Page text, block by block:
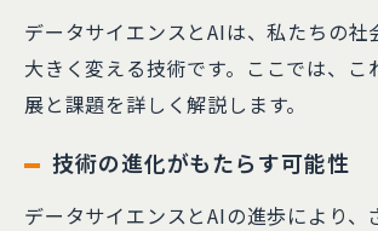
データサイエンスとAIは、私たちの社
大きく変える技術です。ここでは、こ
展と課題を詳しく解説します。
技術の進化がもたらす可能性
データサイエンスとAIの進歩により、